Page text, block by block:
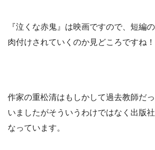
『泣くな赤鬼』は映画ですので、短編
肉付けされていくのか見どころですね！
作家の重松清はもしかして過去教師だ
いましたがそういうわけではなく出版
なっています。